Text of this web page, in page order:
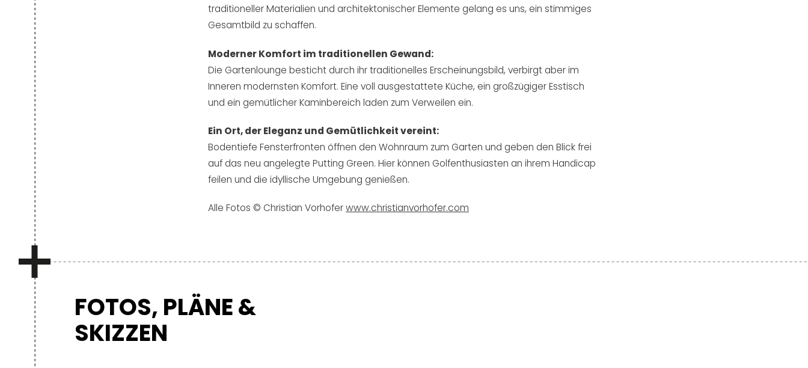
traditioneller Materialien und architektonischer Elemente gelang es uns, ein stimmiges
Gesamtbild zu schaffen.
Moderner Komfort im traditionellen Gewand:
Die Gartenlounge besticht durch ihr traditionelles Erscheinungsbild, verbirgt aber im
Inneren modernsten Komfort. Eine voll ausgestattete Küche, ein großzügiger Esstisch
und ein gemütlicher Kaminbereich laden zum Verweilen ein.
Ein Ort, der Eleganz und Gemütlichkeit vereint:
Bodentiefe Fensterfronten öffnen den Wohnraum zum Garten und geben den Blick frei
auf das neu angelegte Putting Green. Hier können Golfenthusiasten an ihrem Handicap
feilen und die idyllische Umgebung genießen.
Alle Fotos © Christian Vorhoferwww.christianvorhofer.com
FOTOS, PLÄNE &
SKIZZEN